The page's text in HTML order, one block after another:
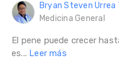
Bryan Steven Urrea
Medicina General
El pene puede crecer
es... Leer más